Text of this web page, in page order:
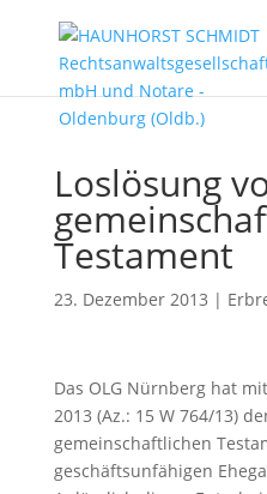
Loslösung
Testament
23. Dezember 2013 |
Das OLG Nürnberg hat
2013 (Az.: 15 W 764/13)
gemeinschaftlichen
geschäftsunfähigen